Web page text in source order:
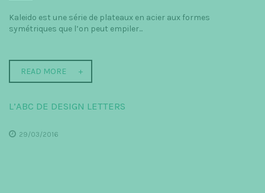
Kaleido est une série de plateaux en acier aux formes
symétriques que l’on peut empiler...
READ MORE
L’ABC DE DESIGN LETTERS
29/03/2016